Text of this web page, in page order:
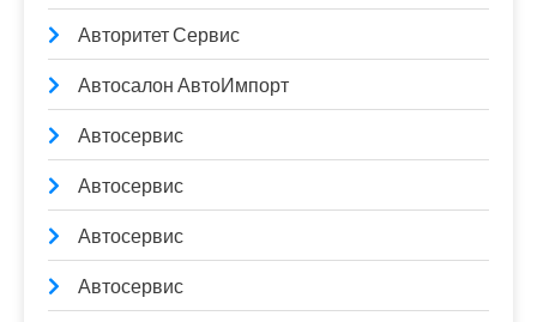
Авторитет Сервис
Автосалон АвтоИмпорт
Автосервис
Автосервис
Автосервис
Автосервис